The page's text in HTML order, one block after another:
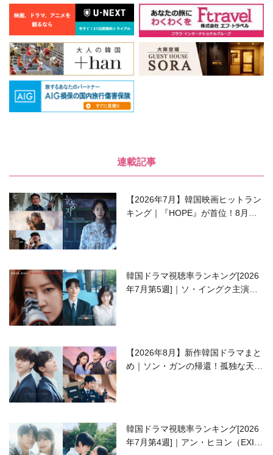
連載記事
【2026年7月】韓国映画ヒットラン
キング｜『HOPE』が首位！8月公
韓国ドラマ視聴率ランキング[2026
年7月第5週]｜ソ・イングク主演の
【2026年8月】新作韓国ドラマまと
め｜ソン・ガンの帰還！孤独な天才
韓国ドラマ視聴率ランキング[2026
年7月第4週]｜アン・ヒヨン（EXID